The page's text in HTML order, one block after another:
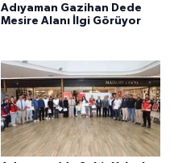
Adıyaman Gazihan Dede
Mesire Alanı İlgi Görüyor